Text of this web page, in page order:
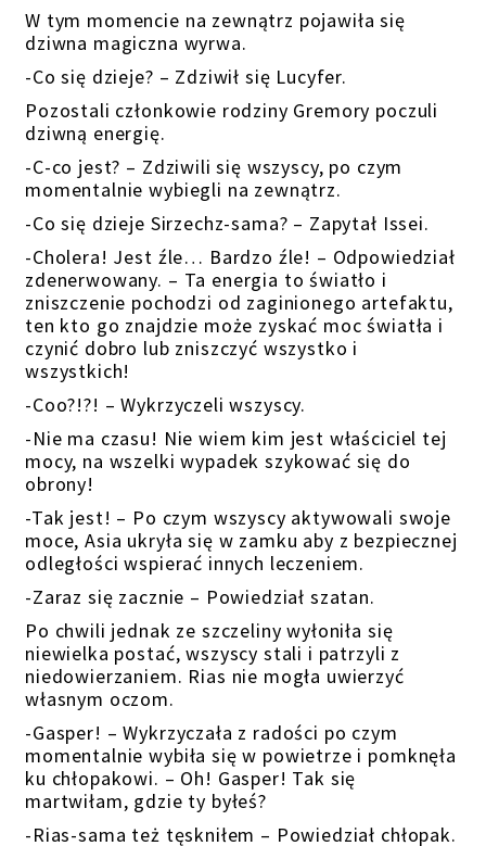
W tym momencie na zewnątrz pojawiła się
dziwna magiczna wyrwa.
-Co się dzieje? – Zdziwił się Lucyfer.
Pozostali członkowie rodziny Gremory poczuli
dziwną energię.
-C-co jest? – Zdziwili się wszyscy, po czym
momentalnie wybiegli na zewnątrz.
-Co się dzieje Sirzechz-sama? – Zapytał Issei.
-Cholera! Jest źle… Bardzo źle! – Odpowiedział
zdenerwowany. – Ta energia to światło i
zniszczenie pochodzi od zaginionego artefaktu,
ten kto go znajdzie może zyskać moc światła i
czynić dobro lub zniszczyć wszystko i
wszystkich!
-Coo?!?! – Wykrzyczeli wszyscy.
-Nie ma czasu! Nie wiem kim jest właściciel tej
mocy, na wszelki wypadek szykować się do
obrony!
-Tak jest! – Po czym wszyscy aktywowali swoje
moce, Asia ukryła się w zamku aby z bezpiecznej
odległości wspierać innych leczeniem.
-Zaraz się zacznie – Powiedział szatan.
Po chwili jednak ze szczeliny wyłoniła się
niewielka postać, wszyscy stali i patrzyli z
niedowierzaniem. Rias nie mogła uwierzyć
własnym oczom.
-Gasper! – Wykrzyczała z radości po czym
momentalnie wybiła się w powietrze i pomknęła
ku chłopakowi. – Oh! Gasper! Tak się
martwiłam, gdzie ty byłeś?
-Rias-sama też tęskniłem – Powiedział chłopak.